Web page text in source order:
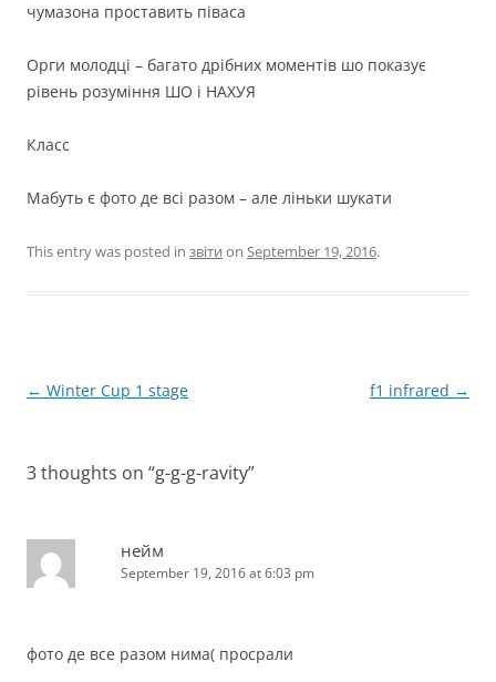
чумазона проставить піваса
Орги молодці – багато дрібних моментів шо показує
рівень розуміння ШО і НАХУЯ
Класс
Мабуть є фото де всі разом – але ліньки шукати
This entry was posted in звіти on September 19, 2016.
Post
← Winter Cup 1 stage f1 infrared →
3 thoughts on “g-g-g-ravity”
нейм
September 19, 2016 at 6:03 pm
фото де все разом нима( просрали